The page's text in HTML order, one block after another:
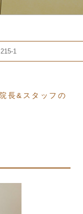
215-1
長&スタッフの